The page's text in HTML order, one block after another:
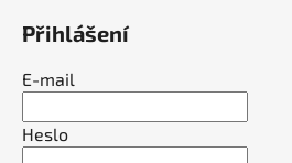
Přihlášení
E-mail
Heslo